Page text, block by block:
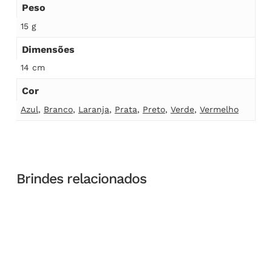
Peso
15 g
Dimensões
14 cm
Cor
Azul, Branco, Laranja, Prata, Preto, Verde, Vermelho
Brindes relacionados